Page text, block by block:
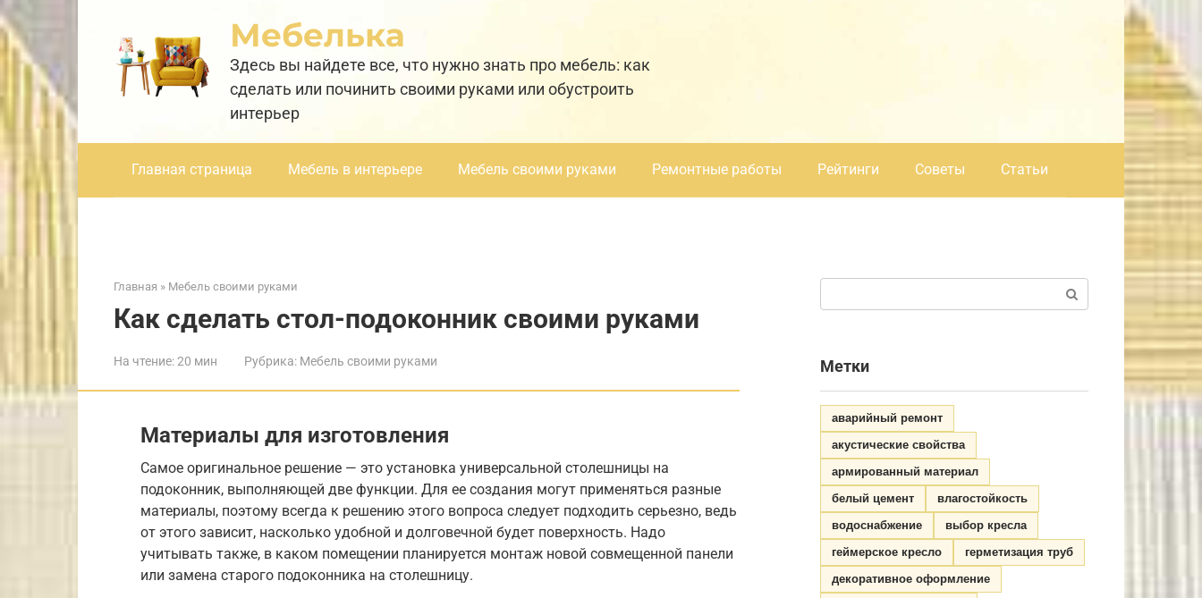
Перейти
к
контенту
Мебелька
Здесь вы найдете все, что нужно знать про мебель: как
сделать или починить своими руками или обустроить
интерьер
Главная страница Мебель в интерьере Мебель своими руками Ремонтные работы Рейтинги Советы Статьи
Главная » Мебель своими руками
Как сделать стол-подоконник своими руками
На чтение:20 мин Рубрика: Мебель своими руками
Материалы для изготовления
Самое оригинальное решение — это установка универсальной столешницы на
подоконник, выполняющей две функции. Для ее создания могут применяться разные
материалы, поэтому всегда к решению этого вопроса следует подходить серьезно, ведь
от этого зависит, насколько удобной и долговечной будет поверхность. Надо
учитывать также, в каком помещении планируется монтаж новой совмещенной панели
или замена старого подоконника на столешницу.
Метки
аварийный ремонт
акустические свойства
армированный материал
белый цемент
влагостойкость
водоснабжение
выбор кресла
геймерское кресло
герметизация труб
декоративное оформление